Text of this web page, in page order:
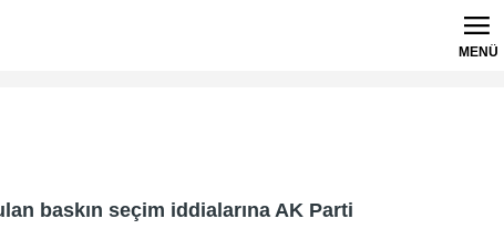
MENÜ
baskın seçim iddialarına AK Parti